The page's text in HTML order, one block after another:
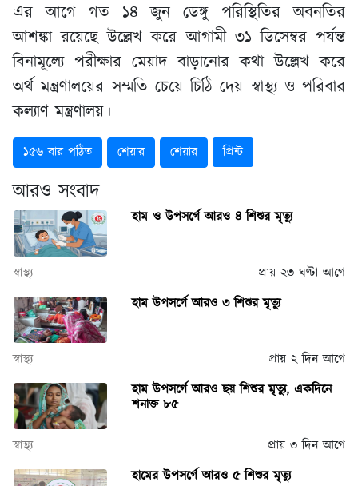
এর আগে গত ১৪ জুন ডেঙ্গু পরিস্থিতির অবনতির
আশঙ্কা রয়েছে উল্লেখ করে আগামী ৩১ ডিসেম্বর পর্যন্ত
বিনামূল্যে পরীক্ষার মেয়াদ বাড়ানোর কথা উল্লেখ করে
অর্থ মন্ত্রণালয়ের সম্মতি চেয়ে চিঠি দেয় স্বাস্থ্য ও পরিবার
কল্যাণ মন্ত্রণালয়।
১৫৬ বার পঠিত শেয়ার শেয়ার প্রিন্ট
আরও সংবাদ
হাম ও উপসর্গে আরও ৪ শিশুর মৃত্যু
স্বাস্থ্য
প্রায় ২৩ ঘণ্টা আগে
হাম উপসর্গে আরও ৩ শিশুর মৃত্যু
স্বাস্থ্য
প্রায় ২ দিন আগে
হাম উপসর্গে আরও ছয় শিশুর মৃত্যু, একদিনে
শনাক্ত ৮৫
স্বাস্থ্য
প্রায় ৩ দিন আগে
হামের উপসর্গে আরও ৫ শিশুর মৃত্যু